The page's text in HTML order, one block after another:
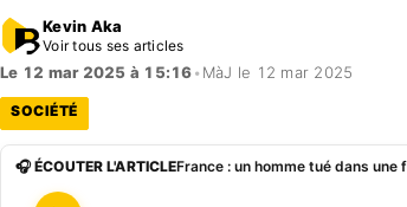
Kevin Aka
Voir tous ses articles
Le 12 mar 2025 à 15:16• MàJ le 12 mar 2025
SOCIÉTÉ
🎧 ÉCOUTER L'ARTICLEFrance : un homme tué dans une